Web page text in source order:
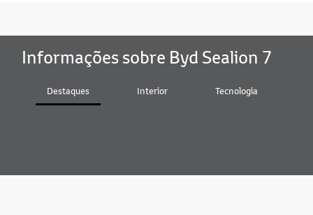
Informações sobre Byd Sealion 7
Destaques Interior Tecnologia